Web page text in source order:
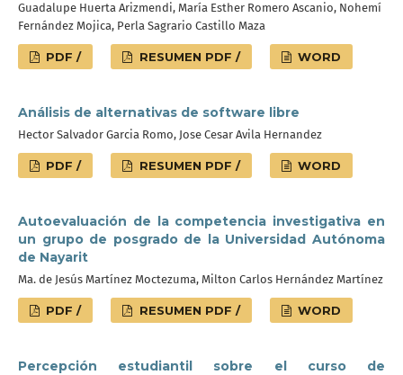
Guadalupe Huerta Arizmendi, María Esther Romero Ascanio, Nohemí
Fernández Mojica, Perla Sagrario Castillo Maza
PDF / RESUMEN PDF / WORD
Análisis de alternativas de software libre
Hector Salvador Garcia Romo, Jose Cesar Avila Hernandez
PDF / RESUMEN PDF / WORD
Autoevaluación de la competencia investigativa en
un grupo de posgrado de la Universidad Autónoma
de Nayarit
Ma. de Jesús Martínez Moctezuma, Milton Carlos Hernández Martínez
PDF / RESUMEN PDF / WORD
Percepción estudiantil sobre el curso de